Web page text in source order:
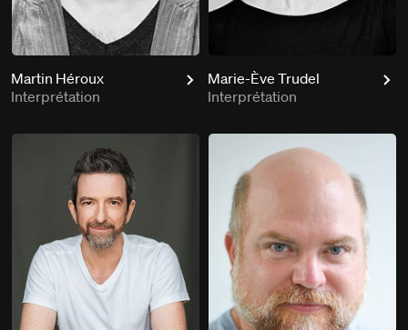
Martin Héroux
Interprétation
Marie-Ève Trudel
Interprétation